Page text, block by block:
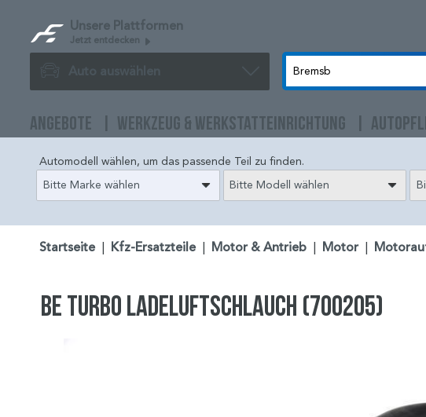
Unsere Plattformen
Jetzt entdecken
Auto auswählen
ANGEBOTE WERKZEUG & WERKSTATTEINRICHTUNG
Automodell wählen, um das passende Teil zu finden.
Bitte Marke wählen
Bitte Modell wählen
Startseite Kfz-Ersatzteile Motor & Antrieb Motor
BE TURBO Ladeluftschlauch (700205)